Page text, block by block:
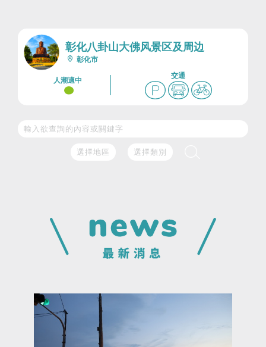
彰化八卦山大佛风景区及周边
彰化市
人潮適中
交通